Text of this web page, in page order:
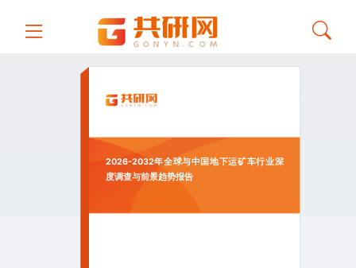
2026-2032年全球与中国地下运矿车行业深
度调查与前景趋势报告